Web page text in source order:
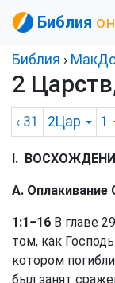
Библия
Библия ›
2
‹ 31 2Цар 1
I.
A. Оплакивание
1:1−16 В главе
том, как
котором
был занят